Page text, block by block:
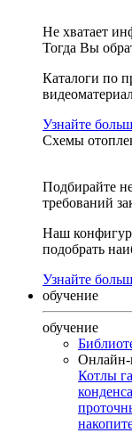
Не хватает
Тогда Вы
Каталоги по
Узнайте
Схемы
Подбирайте
требований
Наш
подобрать
Узнайте
обучение
обучение
Онлайн-
Котлы